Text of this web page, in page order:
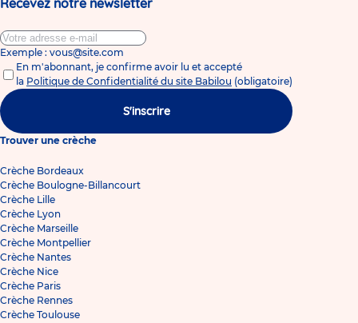
Recevez notre newsletter
Exemple : vous@site.com
En m'abonnant, je confirme avoir lu et accepté
la Politique de Confidentialité du site Babilou (obligatoire)
S'inscrire
Trouver une crèche
Crèche Bordeaux
Crèche Boulogne-Billancourt
Crèche Lille
Crèche Lyon
Crèche Marseille
Crèche Montpellier
Crèche Nantes
Crèche Nice
Crèche Paris
Crèche Rennes
Crèche Toulouse